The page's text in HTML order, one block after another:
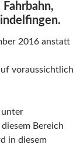
2016 anstatt
voraussichtlich
unter
Bereich
in diesem